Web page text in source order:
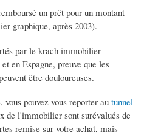
un prêt pour un montant
graphique, après 2003).
par le krach immobilier
en Espagne, preuve que les
être douloureuses.
pouvez vous reporter au tunnel
de l'immobilier sont surévalués de
remise sur votre achat, mais